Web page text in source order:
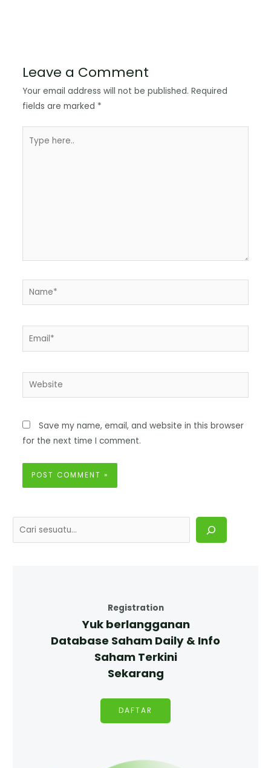
Leave a Comment
Your email address will not be published. Required
fields are marked *
Save my name, email, and website in this browser
for the next time I comment.
Registration
Yuk berlangganan
Database Saham Daily & Info
Saham Terkini
Sekarang
DAFTAR